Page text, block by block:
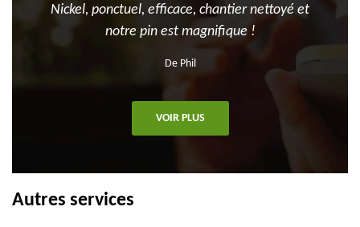
Nickel, ponctuel, efficace, chantier nettoyé et
notre pin est magnifique !
De Phil
VOIR PLUS
Autres services